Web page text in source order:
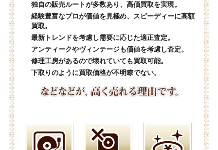
独自の販売ルートが多数あり、高価買取を実現。
経験豊富なプロが価値を見極め、スピーディーに高額
買取。
最新トレンドを考慮し需要に応じた適正査定。
アンティークやヴィンテージも価値を考慮し査定。
修理工房があるので壊れていても買取可能。
下取りのように買取価格が不明瞭でない。